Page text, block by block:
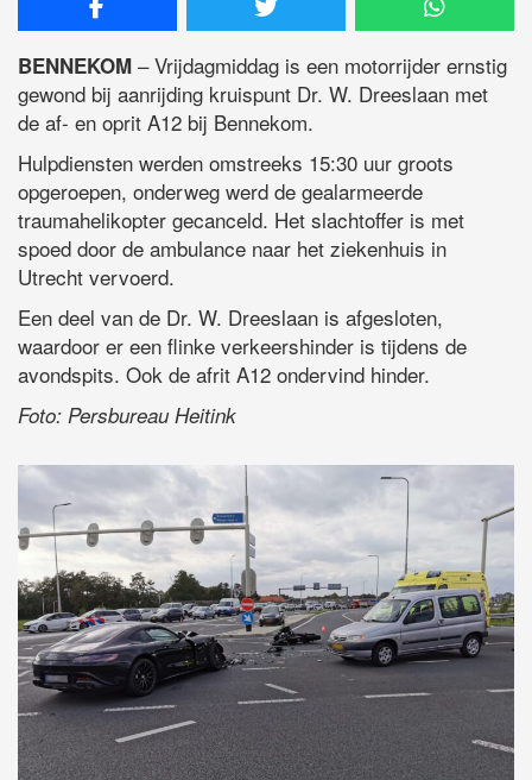
BENNEKOM – Vrijdagmiddag is een motorrijder ernstig
gewond bij aanrijding kruispunt Dr. W. Dreeslaan met
de af- en oprit A12 bij Bennekom.
Hulpdiensten werden omstreeks 15:30 uur groots
opgeroepen, onderweg werd de gealarmeerde
traumahelikopter gecanceld. Het slachtoffer is met
spoed door de ambulance naar het ziekenhuis in
Utrecht vervoerd.
Een deel van de Dr. W. Dreeslaan is afgesloten,
waardoor er een flinke verkeershinder is tijdens de
avondspits. Ook de afrit A12 ondervind hinder.
Foto: Persbureau Heitink